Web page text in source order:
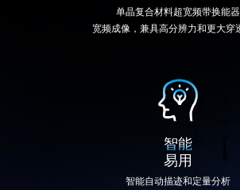
单晶复合材料超宽频带换能器
宽频成像，兼具高分辨力和更大穿
智能
易用
智能自动描迹和定量分析